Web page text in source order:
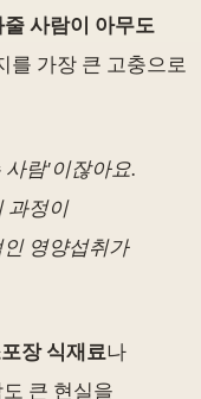
사람이 아무도
를 가장 큰 고충으로
사람'이잖아요.
과정이
영양섭취가
장 식재료나
큰 현실을